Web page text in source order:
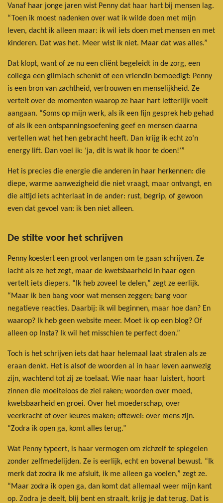
Vanaf haar jonge jaren wist Penny dat haar hart bij mensen lag.
“Toen ik moest nadenken over wat ik wilde doen met mijn
leven, dacht ik alleen maar: ik wil iets doen met mensen en met
kinderen. Dat was het. Meer wist ik niet. Maar dat was alles.”
Dat klopt, want of ze nu een cliënt begeleidt in de zorg, een
collega een glimlach schenkt of een vriendin bemoedigt: Penny
is een bron van zachtheid, vertrouwen en menselijkheid. Ze
vertelt over de momenten waarop ze haar hart letterlijk voelt
aangaan. “Soms op mijn werk, als ik een fijn gesprek heb gehad
of als ik een ontspanningsoefening geef en mensen daarna
vertellen wat het hen gebracht heeft. Dan krijg ik echt zo’n
energy lift. Dan voel ik: ‘ja, dit is wat ik hoor te doen!’”
Het is precies die energie die anderen in haar herkennen: die
diepe, warme aanwezigheid die niet vraagt, maar ontvangt, en
die altijd iets achterlaat in de ander: rust, begrip, of gewoon
even dat gevoel van: ik ben niet alleen.
De stilte voor het schrijven
Penny koestert een groot verlangen om te gaan schrijven. Ze
lacht als ze het zegt, maar de kwetsbaarheid in haar ogen
vertelt iets diepers. “Ik heb zoveel te delen,” zegt ze eerlijk.
“Maar ik ben bang voor wat mensen zeggen; bang voor
negatieve reacties. Daarbij: ik wil beginnen, maar hoe dan? En
waarop? Ik heb geen website meer. Moet ik op een blog? Of
alleen op Insta? Ik wil het misschien te perfect doen.”
Toch is het schrijven iets dat haar helemaal laat stralen als ze
eraan denkt. Het is alsof de woorden al in haar leven aanwezig
zijn, wachtend tot zij ze toelaat. Wie naar haar luistert, hoort
zinnen die moeiteloos de ziel raken; woorden over moed,
kwetsbaarheid en groei. Over het moederschap, over
veerkracht of over keuzes maken; oftewel: over mens zijn.
“Zodra ik open ga, komt alles terug.”
Wat Penny typeert, is haar vermogen om zichzelf te spiegelen
zonder zelfmedelijden. Ze is eerlijk, echt en bovenal bewust. “Ik
merk dat zodra ik me afsluit, ik me alleen ga voelen,” zegt ze.
“Maar zodra ik open ga, dan komt dat allemaal weer mijn kant
op. Zodra je deelt, blij bent en straalt, krijg je dat terug. Dat is